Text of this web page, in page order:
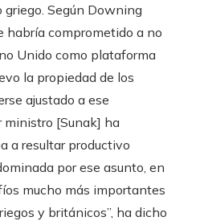
Según Downing
habría comprometido a no
Unido como plataforma
la propiedad de los
ajustado a ese
ministro [Sunak] ha
a resultar productivo
por ese asunto, en
mucho más importantes
y británicos”, ha dicho